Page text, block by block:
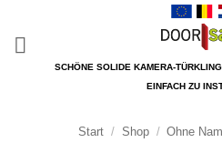
springen
SCHÖNE SOLIDE KAMERA-
EINFACH ZU
Start / Shop / Ohne